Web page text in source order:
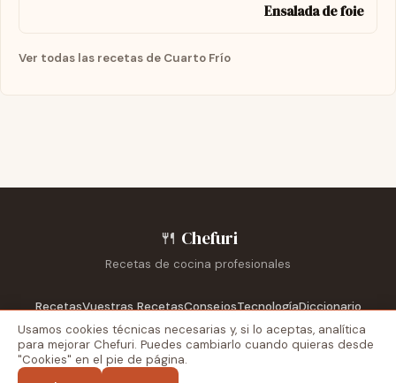
Ensalada de foie
Ver todas las recetas de Cuarto Frío
🍴 Chefuri
Recetas de cocina profesionales
RecetasVuestras RecetasConsejosTecnologíaDiccionario
Escuelas ReportajesRecetarios
Blog externoRecetas Dela
Usamos cookies técnicas necesarias y, si lo aceptas, analítica
para mejorar Chefuri. Puedes cambiarlo cuando quieras desde
"Cookies" en el pie de página.